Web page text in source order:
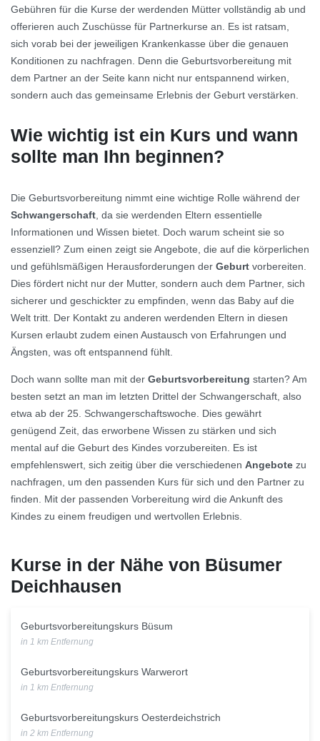
Gebühren für die Kurse der werdenden Mütter vollständig ab und
offerieren auch Zuschüsse für Partnerkurse an. Es ist ratsam,
sich vorab bei der jeweiligen Krankenkasse über die genauen
Konditionen zu nachfragen. Denn die Geburtsvorbereitung mit
dem Partner an der Seite kann nicht nur entspannend wirken,
sondern auch das gemeinsame Erlebnis der Geburt verstärken.
Wie wichtig ist ein Kurs und wann
sollte man Ihn beginnen?
Die Geburtsvorbereitung nimmt eine wichtige Rolle während der
Schwangerschaft, da sie werdenden Eltern essentielle
Informationen und Wissen bietet. Doch warum scheint sie so
essenziell? Zum einen zeigt sie Angebote, die auf die körperlichen
und gefühlsmäßigen Herausforderungen der Geburt vorbereiten.
Dies fördert nicht nur der Mutter, sondern auch dem Partner, sich
sicherer und geschickter zu empfinden, wenn das Baby auf die
Welt tritt. Der Kontakt zu anderen werdenden Eltern in diesen
Kursen erlaubt zudem einen Austausch von Erfahrungen und
Ängsten, was oft entspannend fühlt.
Doch wann sollte man mit der Geburtsvorbereitung starten? Am
besten setzt an man im letzten Drittel der Schwangerschaft, also
etwa ab der 25. Schwangerschaftswoche. Dies gewährt
genügend Zeit, das erworbene Wissen zu stärken und sich
mental auf die Geburt des Kindes vorzubereiten. Es ist
empfehlenswert, sich zeitig über die verschiedenen Angebote zu
nachfragen, um den passenden Kurs für sich und den Partner zu
finden. Mit der passenden Vorbereitung wird die Ankunft des
Kindes zu einem freudigen und wertvollen Erlebnis.
Kurse in der Nähe von Büsumer
Deichhausen
Geburtsvorbereitungskurs Büsum
in 1 km Entfernung
Geburtsvorbereitungskurs Warwerort
in 1 km Entfernung
Geburtsvorbereitungskurs Oesterdeichstrich
in 2 km Entfernung